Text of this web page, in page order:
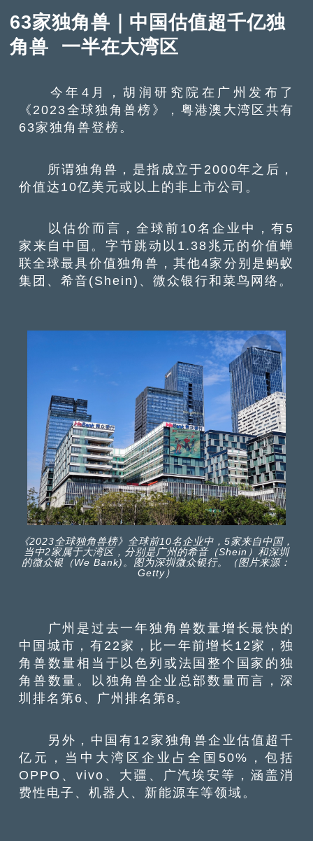
63家独角兽｜中国估值超千亿独
角兽 一半在大湾区
今年4月，胡润研究院在广州发布了
《2023全球独角兽榜》，粤港澳大湾区共有
63家独角兽登榜。
所谓独角兽，是指成立于2000年之后，
价值达10亿美元或以上的非上市公司。
以估价而言，全球前10名企业中，有5
家来自中国。字节跳动以1.38兆元的价值蝉
联全球最具价值独角兽，其他4家分别是蚂蚁
集团、希音(Shein)、微众银行和菜鸟网络。
《2023全球独角兽榜》全球前10名企业中，5家来自中国，
当中2家属于大湾区，分别是广州的希音（Shein）和深圳
的微众银（We Bank)。图为深圳微众银行。（图片来源：
Getty）
广州是过去一年独角兽数量增长最快的
中国城市，有22家，比一年前增长12家，独
角兽数量相当于以色列或法国整个国家的独
角兽数量。以独角兽企业总部数量而言，深
圳排名第6、广州排名第8。
另外，中国有12家独角兽企业估值超千
亿元，当中大湾区企业占全国50%，包括
OPPO、vivo、大疆、广汽埃安等，涵盖消
费性电子、机器人、新能源车等领域。